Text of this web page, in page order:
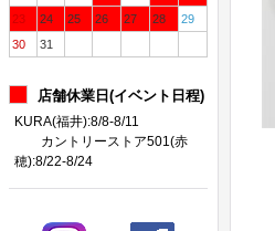
23
24 25 26 27 28
29
30
31
店舗休業日(イベント日程)
KURA(福井):8/8-8/11
カントリーストア501(赤
穂):8/22-8/24